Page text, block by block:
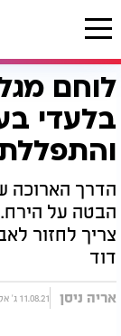
דף הבית יהדותלוחם
בלעדי
הבטה על
צריך לחזור
דוד
אריה ניסן 11.08.21 ג' אלול התשפ"א